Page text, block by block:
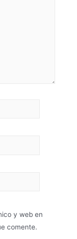
y web en
comente.